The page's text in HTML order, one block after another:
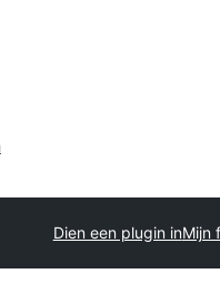
Dien een plugin inMijn